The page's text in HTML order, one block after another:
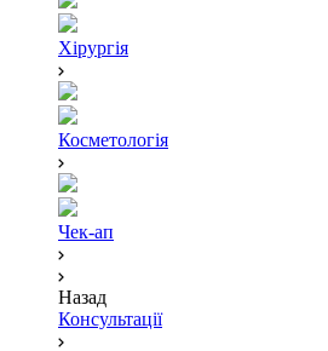
Хірургія
Косметологія
Чек-ап
Назад
Консультації